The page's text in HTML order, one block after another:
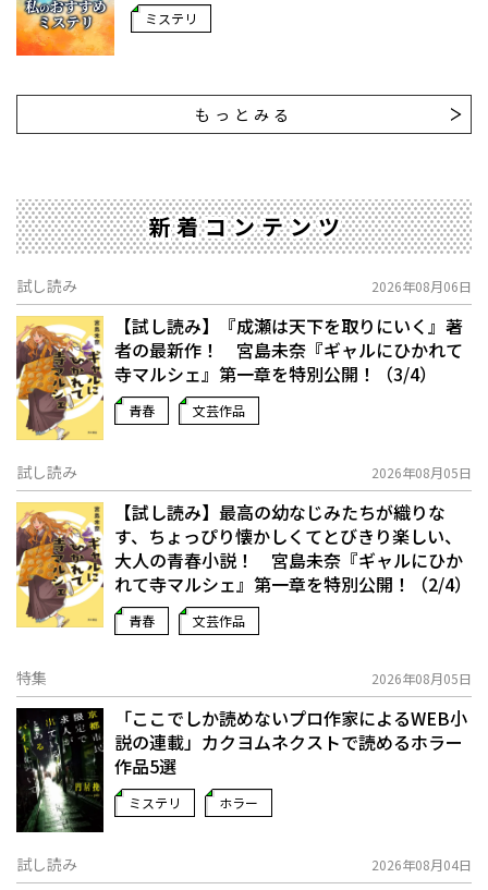
ミステリ
もっとみる
新着コンテンツ
試し読み 2026年08月06日
【試し読み】『成瀬は天下を取りにいく』著
者の最新作！ 宮島未奈『ギャルにひかれて
寺マルシェ』第一章を特別公開！（3/4）
青春 文芸作品
試し読み 2026年08月05日
【試し読み】最高の幼なじみたちが織りな
す、ちょっぴり懐かしくてとびきり楽しい、
大人の青春小説！ 宮島未奈『ギャルにひか
れて寺マルシェ』第一章を特別公開！（2/4）
青春 文芸作品
特集 2026年08月05日
「ここでしか読めないプロ作家によるWEB小
説の連載」――カクヨムネクストで読めるホラー
作品5選
ミステリ ホラー
試し読み 2026年08月04日